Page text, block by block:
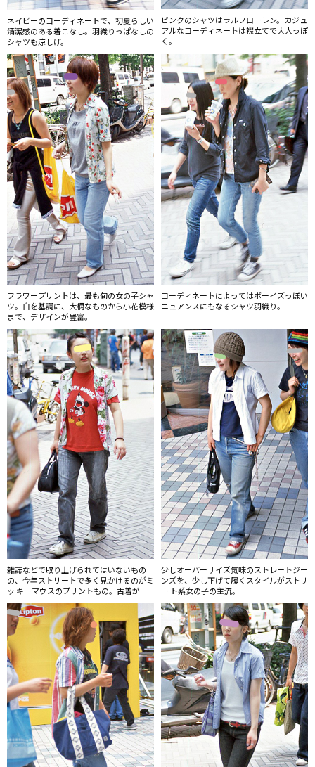
ネイビーのコーディネートで、初夏らしい
清潔感のある着こなし。羽織りっぱなしの
シャツも涼しげ。
ピンクのシャツはラルフローレン。カジュ
アルなコーディネートは襟立てで大人っぽ
く。
フラワープリントは、最も旬の女の子シャ
ツ。白を基調に、大柄なものから小花模様
まで、デザインが豊富。
コーディネートによってはボーイズっぽい
ニュアンスにもなるシャツ羽織り。
雑誌などで取り上げられてはいないもの
の、今年ストリートで多く見かけるのがミ
ッ キーマウスのプリントもの。古着がメ
イン。
少しオーバーサイズ気味のストレートジー
ンズを、少し下げて履くスタイルがストリ
ー ト系女の子の主流。